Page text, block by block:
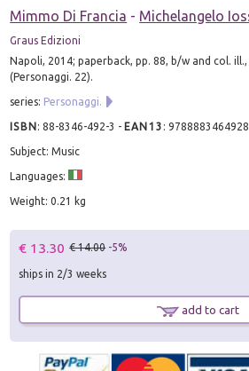
Mimmo Di Francia - Michelangelo
Graus Edizioni
Napoli, 2014; paperback, pp. 88, b/w and col. ill.,
(Personaggi. 22).
series: Personaggi.
ISBN:88-8346-492-3 - EAN13 :9788883464928
Subject: Music
Languages:
Weight: 0.21 kg
€ 13.30 € 14.00 -5%
ships in 2/3 weeks
add to cart